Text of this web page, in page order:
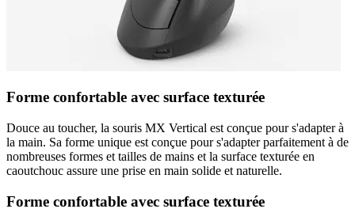
Forme confortable avec surface texturée
Douce au toucher, la souris MX Vertical est conçue pour s'adapter à
la main. Sa forme unique est conçue pour s'adapter parfaitement à de
nombreuses formes et tailles de mains et la surface texturée en
caoutchouc assure une prise en main solide et naturelle.
Forme confortable avec surface texturée